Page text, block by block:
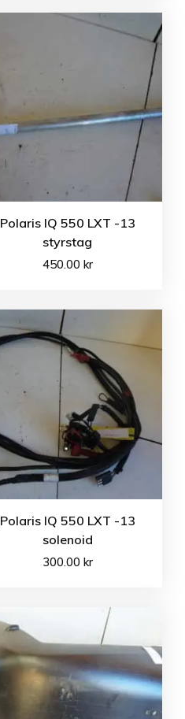
Polaris IQ 550 LXT -13
styrstag
450.00 kr
Polaris IQ 550 LXT -13
solenoid
300.00 kr